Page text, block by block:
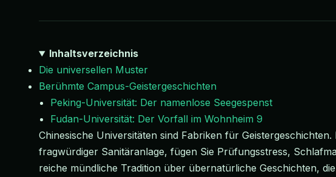
Inhaltsverzeichnis
Die universellen Muster
Berühmte Campus-Geistergeschichten
Peking-Universität: Der namenlose Seegespenst
Fudan-Universität: Der Vorfall im Wohnheim 9
Chinesische Universitäten sind Fabriken für
fragwürdiger Sanitäranlage, fügen Sie Prüfungsstress,
reiche mündliche Tradition über übernatürliche Geschichten,